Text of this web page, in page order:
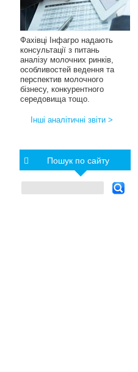
Фахівці Інфагро надають
консультації з питань
аналізу молочних ринків,
особливостей ведення та
перспектив молочного
бізнесу, конкурентного
середовища тощо.
Інші аналітичні звіти >
Пошук по сайту